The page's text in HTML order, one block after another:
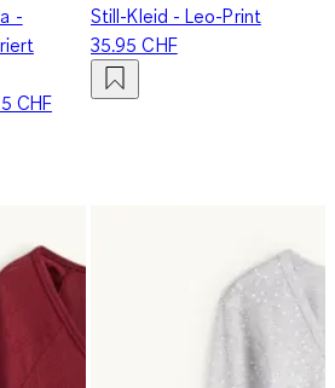
-
CHF
Still-Kleid - Leo-Print
35.95 CHF